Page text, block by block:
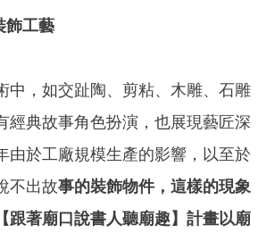
飾工藝
中，如交趾陶、剪粘、木雕、石雕
經典故事角色扮演，也展現藝匠深
由於工廠規模生產的影響，以至於
不出故事的裝飾物件，這樣的現象
跟著廟口說書人聽廟趣】計畫以廟